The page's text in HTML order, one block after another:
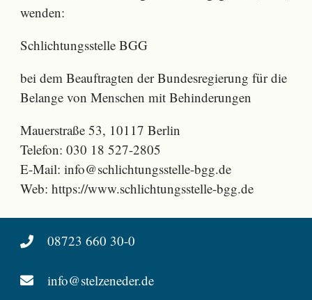
wenden:
Schlichtungsstelle BGG
bei dem Beauftragten der Bundesregierung für die
Belange von Menschen mit Behinderungen
Mauerstraße 53, 10117 Berlin
Telefon: 030 18 527-2805
E-Mail: info@schlichtungsstelle-bgg.de
Web: https://www.schlichtungsstelle-bgg.de
08723 660 30-0
info@stelzeneder.de